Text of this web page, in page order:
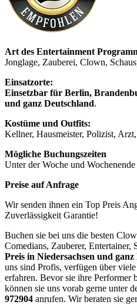
Art des Entertainment
Jonglage, Zauberei, Clown,
Einsatzorte:
Einsetzbar für Berlin,
und ganz Deutschland.
Kostüme und Outfits:
Kellner, Hausmeister, Polizist,
Mögliche Buchungszeiten
Unter der Woche und Wochenende
Preise auf Anfrage
Wir senden ihnen ein Top Preis
Zuverlässigkeit Garantie!
Buchen sie bei uns die besten
Comedians, Zauberer, Entertainer,
Preis in Niedersachsen und
uns sind Profis, verfügen über
erfahren. Bevor sie ihre Performer
können sie uns vorab gerne unter
972904 anrufen. Wir beraten sie